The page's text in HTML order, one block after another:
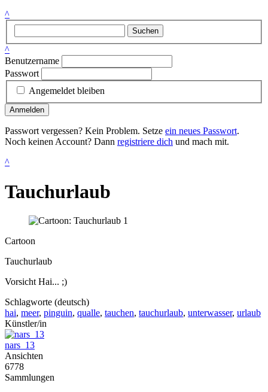
^
Suchen
^
Benutzername
Passwort
Angemeldet bleiben
Anmelden
Passwort vergessen? Kein Problem. Setze ein neues Passwort.
Noch keinen Account? Dann registriere dich und mach mit.
^
Tauchurlaub
Cartoon
Tauchurlaub
Vorsicht Hai... ;)
Schlagworte (deutsch)
hai, meer, pinguin, qualle, tauchen, tauchurlaub, unterwasser, urlaub
Künstler/in
nars_13
Ansichten
6778
Sammlungen